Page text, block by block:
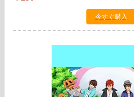
今すぐ購入